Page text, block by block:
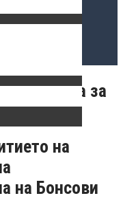
в планина за
на
на Бонсови